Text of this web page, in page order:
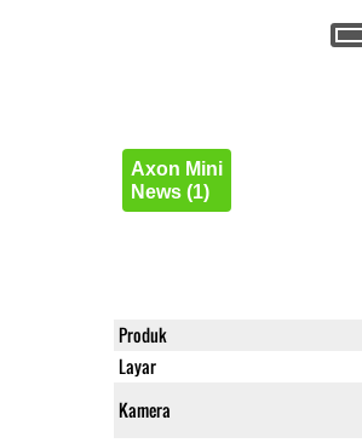
Axon Mini
News (1)
Produk
Layar
Kamera